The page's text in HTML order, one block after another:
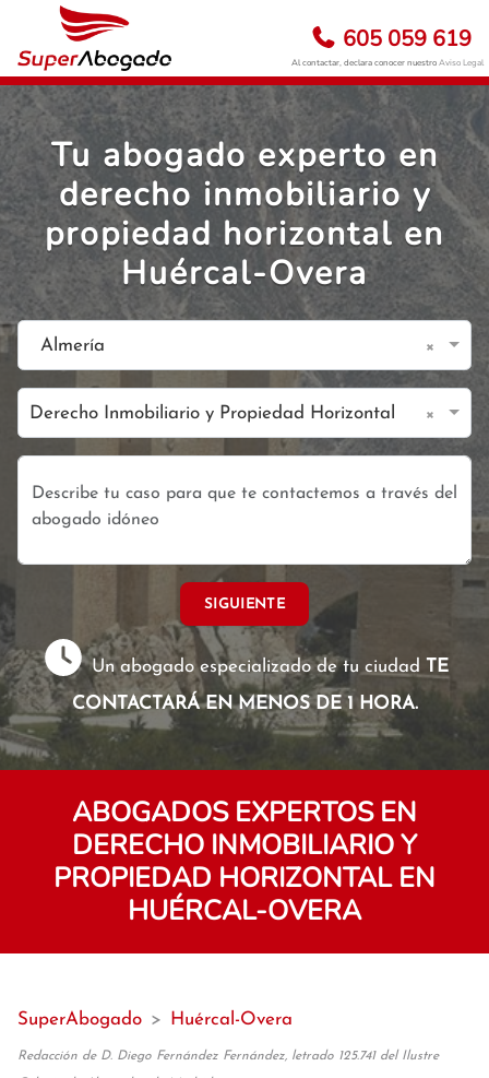
605 059 619
Al contactar, declara conocer nuestroAviso Legal
Tu abogado experto en
derecho inmobiliario y
propiedad horizontal en
Huércal-Overa
Almería ×
Derecho Inmobiliario y Propiedad Horizontal ×
SIGUIENTE
Un abogado especializado de tu ciudad TE
CONTACTARÁ EN MENOS DE 1 HORA.
ABOGADOS EXPERTOS EN
DERECHO INMOBILIARIO Y
PROPIEDAD HORIZONTAL EN
HUÉRCAL-OVERA
SuperAbogado > Huércal-Overa
Redacción de D. Diego Fernández Fernández, letrado 125.741 del Ilustre